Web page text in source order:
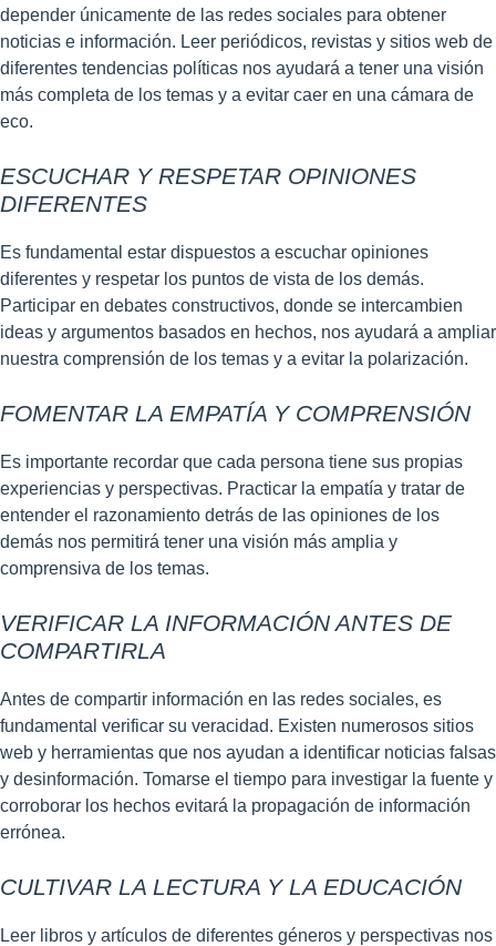
depender únicamente de las redes sociales para obtener
noticias e información. Leer periódicos, revistas y sitios web de
diferentes tendencias políticas nos ayudará a tener una visión
más completa de los temas y a evitar caer en una cámara de
eco.
ESCUCHAR Y RESPETAR OPINIONES
DIFERENTES
Es fundamental estar dispuestos a escuchar opiniones
diferentes y respetar los puntos de vista de los demás.
Participar en debates constructivos, donde se intercambien
ideas y argumentos basados en hechos, nos ayudará a ampliar
nuestra comprensión de los temas y a evitar la polarización.
FOMENTAR LA EMPATÍA Y COMPRENSIÓN
Es importante recordar que cada persona tiene sus propias
experiencias y perspectivas. Practicar la empatía y tratar de
entender el razonamiento detrás de las opiniones de los
demás nos permitirá tener una visión más amplia y
comprensiva de los temas.
VERIFICAR LA INFORMACIÓN ANTES DE
COMPARTIRLA
Antes de compartir información en las redes sociales, es
fundamental verificar su veracidad. Existen numerosos sitios
web y herramientas que nos ayudan a identificar noticias falsas
y desinformación. Tomarse el tiempo para investigar la fuente y
corroborar los hechos evitará la propagación de información
errónea.
CULTIVAR LA LECTURA Y LA EDUCACIÓN
Leer libros y artículos de diferentes géneros y perspectivas nos